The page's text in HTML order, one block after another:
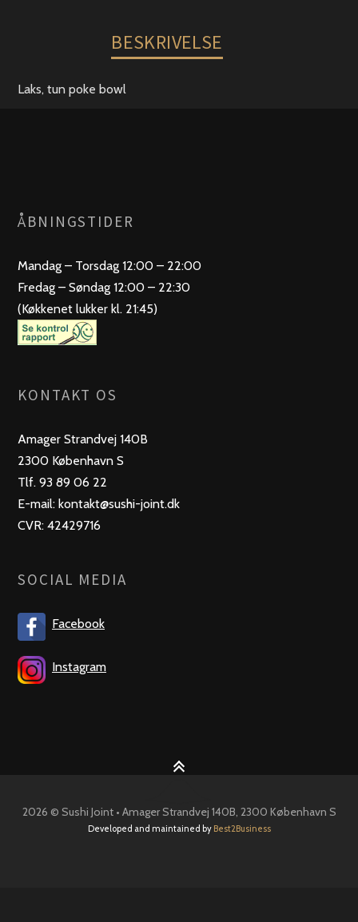
BESKRIVELSE
Laks, tun poke bowl
ÅBNINGSTIDER
Mandag – Torsdag 12:00 – 22:00
Fredag – Søndag 12:00 – 22:30
(Køkkenet lukker kl. 21:45)
KONTAKT OS
Amager Strandvej 140B
2300 København S
Tlf. 93 89 06 22
E-mail: kontakt@sushi-joint.dk
CVR: 42429716
SOCIAL MEDIA
Facebook
Instagram
2026 © Sushi Joint • Amager Strandvej 140B, 2300 København S
Developed and maintained by Best2Business